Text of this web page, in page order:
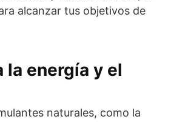
alcanzar tus objetivos de
la energía y el
naturales, como la